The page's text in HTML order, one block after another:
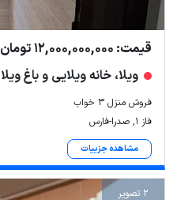
قیمت: 12,000,000,000 تومان
ویلا، خانه ویلایی و باغ ویلا
فروش منزل ۳ خواب
فاز ۱, صدرا-فارس
مشاهده جزییات
2 تصویر